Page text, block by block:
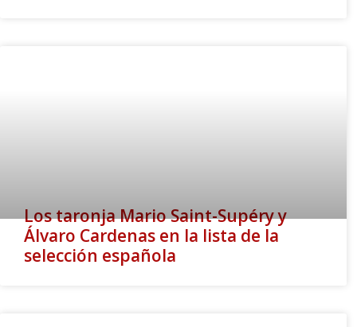
Los taronja Mario Saint-Supéry y
Álvaro Cardenas en la lista de la
selección española